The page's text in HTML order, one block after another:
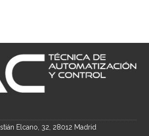
Elcano, 32, 28012 Madrid